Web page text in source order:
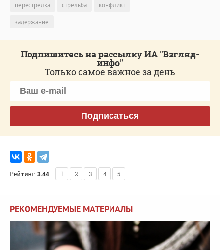
перестрелка
стрельба
конфликт
задержание
Подпишитесь на рассылку ИА "Взгляд-
инфо"
Только самое важное за день
Подписаться
Рейтинг:3.44 1 2 3 4 5
РЕКОМЕНДУЕМЫЕ МАТЕРИАЛЫ